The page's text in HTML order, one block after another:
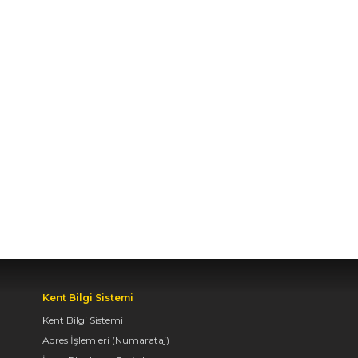
Kent Bilgi Sistemi
Kent Bilgi Sistemi
Adres İşlemleri (Numarataj)